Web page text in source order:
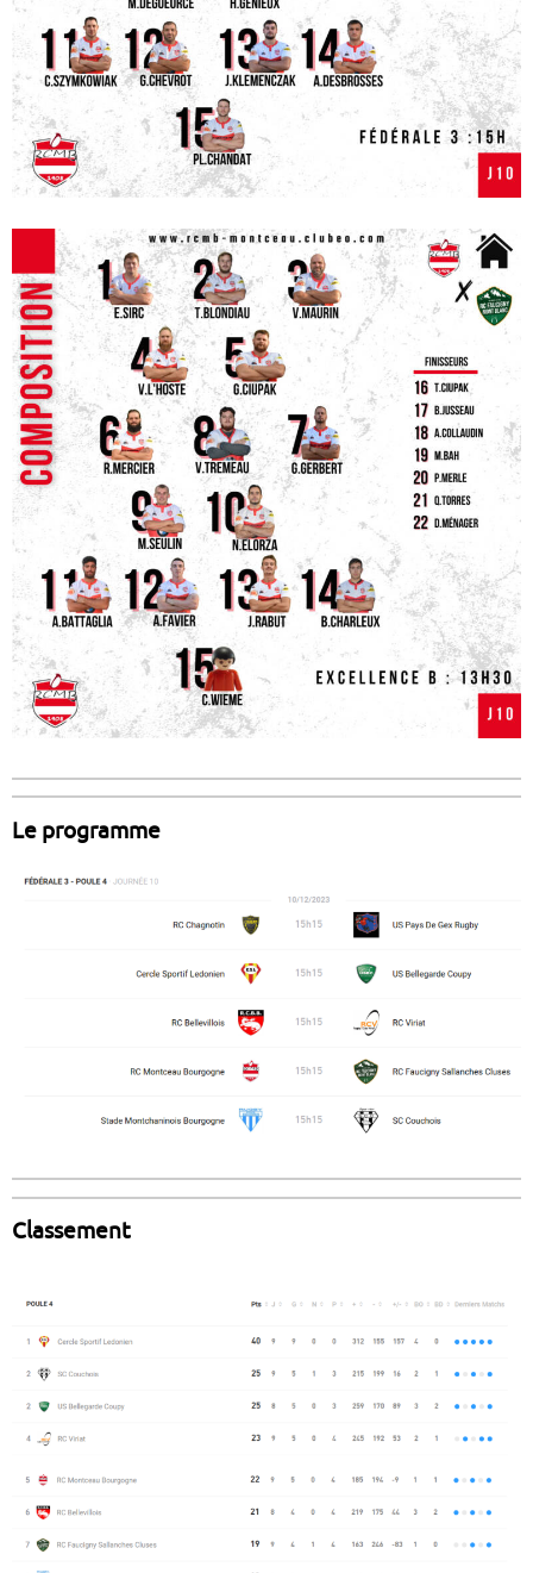
Le programme
Classement